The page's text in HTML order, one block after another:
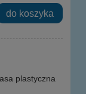
do koszyka
plastyczna